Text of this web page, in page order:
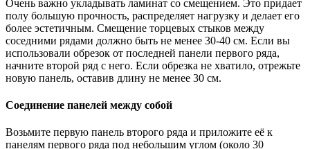
Очень важно укладывать ламинат со смещением. Это придает
полу большую прочность, распределяет нагрузку и делает его
более эстетичным. Смещение торцевых стыков между
соседними рядами должно быть не менее 30-40 см. Если вы
использовали обрезок от последней панели первого ряда,
начните второй ряд с него. Если обрезка не хватило, отрежьте
новую панель, оставив длину не менее 30 см.
Соединение панелей между собой
Возьмите первую панель второго ряда и приложите её к
панелям первого ряда под небольшим углом (около 30